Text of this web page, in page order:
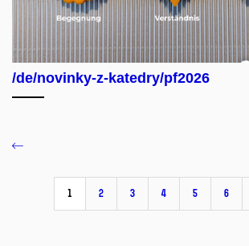
/de/novinky-z-katedry/pf2026
1 2 3 4 5 6